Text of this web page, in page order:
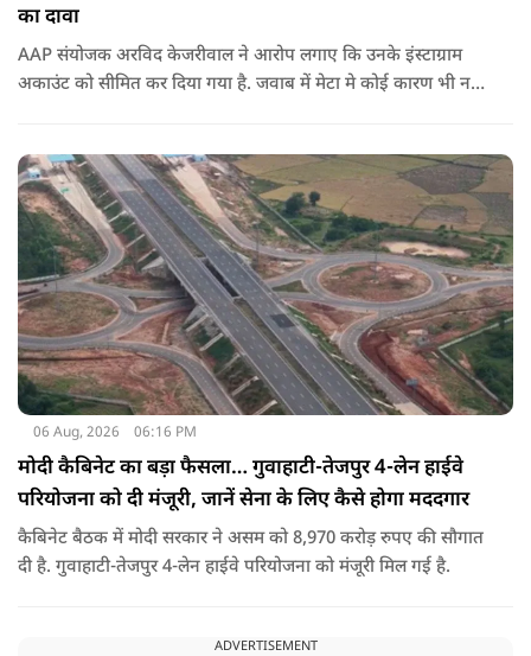
का दावा
AAP संयोजक अरविद केजरीवाल ने आरोप लगाए कि उनके इंस्टाग्राम
अकाउंट को सीमित कर दिया गया है. जवाब में मेटा मे कोई कारण भी नहीं
06 Aug, 2026 06:16 PM
मोदी कैबिनेट का बड़ा फैसला… गुवाहाटी-तेजपुर 4-लेन हाईवे
परियोजना को दी मंजूरी, जानें सेना के लिए कैसे होगा मददगार
कैबिनेट बैठक में मोदी सरकार ने असम को 8,970 करोड़ रुपए की सौगात
दी है. गुवाहाटी-तेजपुर 4-लेन हाईवे परियोजना को मंजूरी मिल गई है.
ADVERTISEMENT